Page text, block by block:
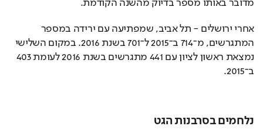
מדובר באותו מספר בדיוק מהשנה הקודמת.
אחרי ירושלים - תל אביב, שמפתיעה עם ירידה במספר
המתגרשים, מ־714 ב־2015 ל־701 בשנת 2016. במקום השלישי
נמצאת ראשון לציון עם 441 מתגרשים בשנת 2016 לעומת 403
ב־2015.
נלחמים בסרבנות הגט